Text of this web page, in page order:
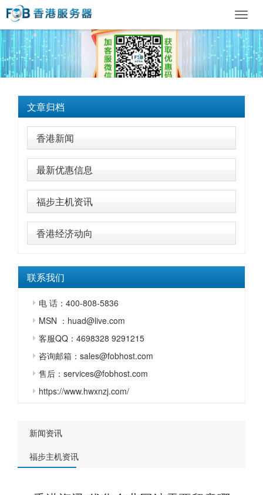
文章归档
香港新闻
最新优惠信息
福步主机资讯
香港经济动向
联系我们
电 话：400-808-5836
MSN ：huad@live.com
客服QQ：4698328 9291215
咨询邮箱：sales@fobhost.com
售后：services@fobhost.com
https://www.hwxnzj.com/
新闻资讯
福步主机资讯